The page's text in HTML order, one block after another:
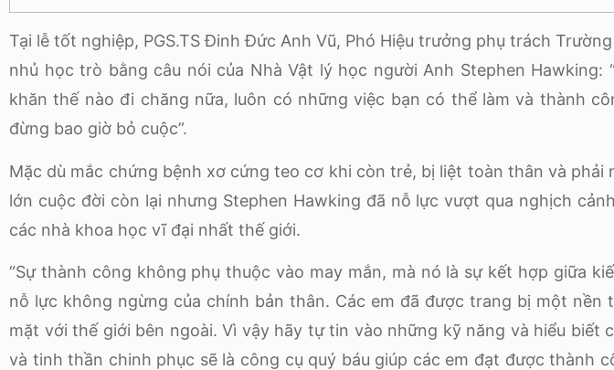
Tại lễ tốt nghiệp, PGS.TS Đinh Đức Anh Vũ, Phó Hiệu trưởng phụ trách
nhủ học trò bằng câu nói của Nhà Vật lý học người Anh Stephen Hawking:
khăn thế nào đi chăng nữa, luôn có những việc bạn có thể làm và thành
đừng bao giờ bỏ cuộc”.
Mặc dù mắc chứng bệnh xơ cứng teo cơ khi còn trẻ, bị liệt toàn thân và phải
lớn cuộc đời còn lại nhưng Stephen Hawking đã nỗ lực vượt qua nghịch
các nhà khoa học vĩ đại nhất thế giới.
“Sự thành công không phụ thuộc vào may mắn, mà nó là sự kết hợp giữa
nỗ lực không ngừng của chính bản thân. Các em đã được trang bị một nền
mặt với thế giới bên ngoài. Vì vậy hãy tự tin vào những kỹ năng và hiểu biết
và tinh thần chinh phục sẽ là công cụ quý báu giúp các em đạt được thành